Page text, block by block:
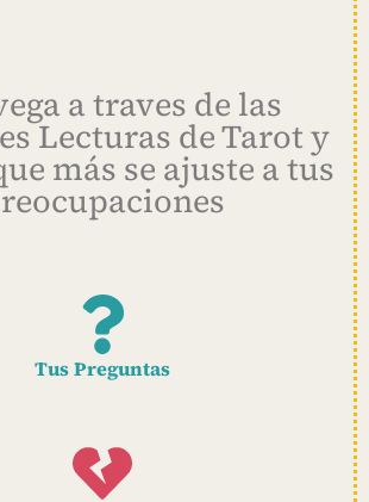
a traves de las
Lecturas de Tarot y
más se ajuste a tus
Tus Preguntas